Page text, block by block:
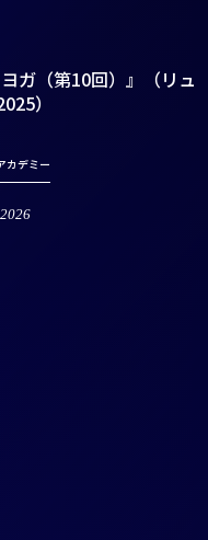
ガ（第10回）』（リュ
）
カデミー
2026